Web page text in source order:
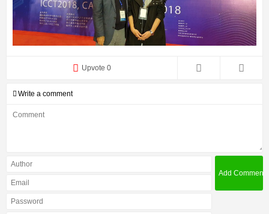
Upvote 0
Write a comment